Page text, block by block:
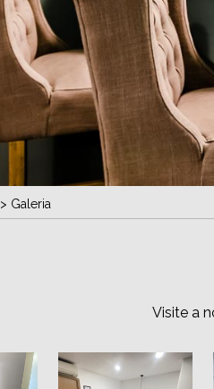
> Galeria
Visite a